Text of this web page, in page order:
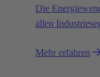
Die
allen
die die
Mehr erfahren